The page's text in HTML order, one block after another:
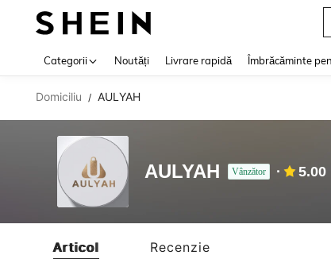
Categorii Noutăți Livrare rapidă Îmbrăcăminte
Domiciliu / AULYAH
AULYAH Vânzător 5.00
Articol Recenzie